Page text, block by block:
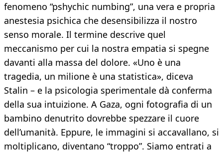
fenomeno “pshychic numbing”, una vera e propria
anestesia psichica che desensibilizza il nostro
senso morale. Il termine descrive quel
meccanismo per cui la nostra empatia si spegne
davanti alla massa del dolore. «Uno è una
tragedia, un milione è una statistica», diceva
Stalin – e la psicologia sperimentale dà conferma
della sua intuizione. A Gaza, ogni fotografia di un
bambino denutrito dovrebbe spezzare il cuore
dell’umanità. Eppure, le immagini si accavallano, si
moltiplicano, diventano “troppo”. Siamo entrati a